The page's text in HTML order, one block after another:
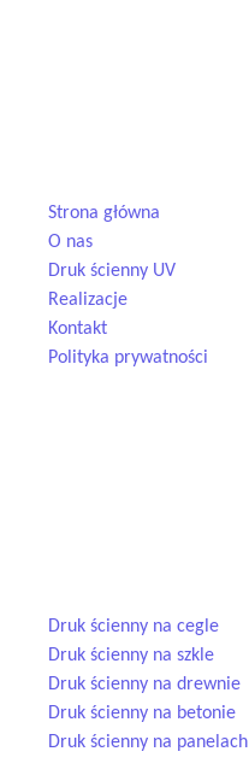
Strona główna
O nas
Druk ścienny UV
Realizacje
Kontakt
Polityka prywatności
Druk ścienny na cegle
Druk ścienny na szkle
Druk ścienny na drewnie
Druk ścienny na betonie
Druk ścienny na panelach